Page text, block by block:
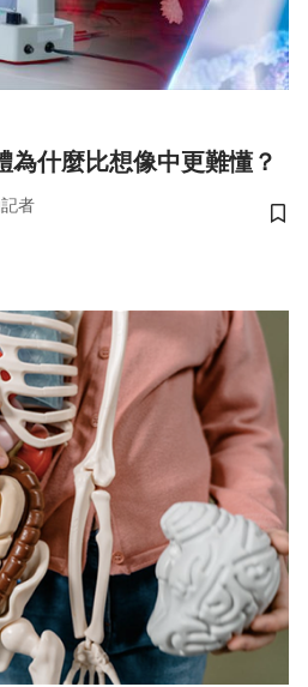
因還不夠 人體為什麼比想像中更難懂？
者
儲